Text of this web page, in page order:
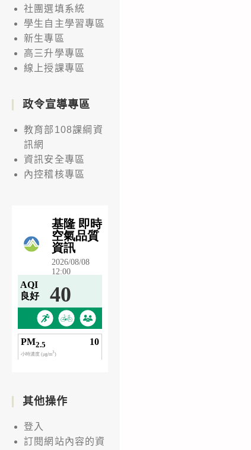
社團選填系統
學生自主學習專區
新生專區
高三升學專區
線上授課專區
政令宣導專區
教育部108課綱資
訊網
資訊安全專區
內控稽核專區
其他操作
登入
訂閱網站內容的資